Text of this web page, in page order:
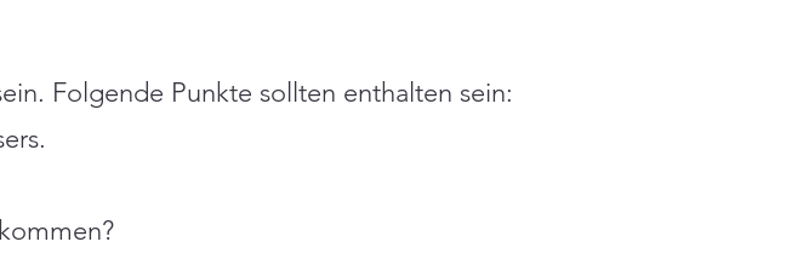
Folgende Punkte sollten enthalten sein: